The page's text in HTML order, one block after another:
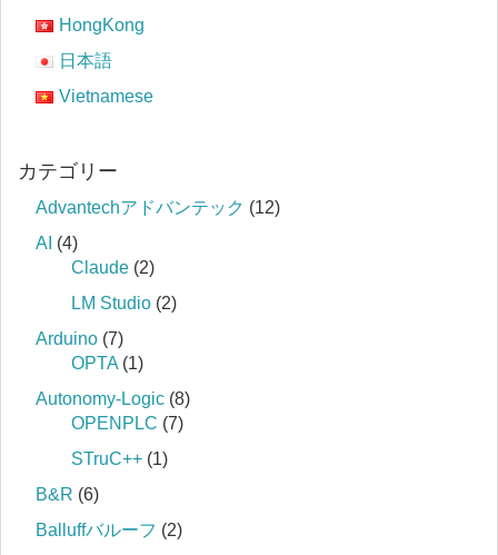
HongKong
日本語
Vietnamese
カテゴリー
Advantechアドバンテック (12)
AI (4)
Claude (2)
LM Studio (2)
Arduino (7)
OPTA (1)
Autonomy-Logic (8)
OPENPLC (7)
STruC++ (1)
B&R (6)
Balluffバルーフ (2)